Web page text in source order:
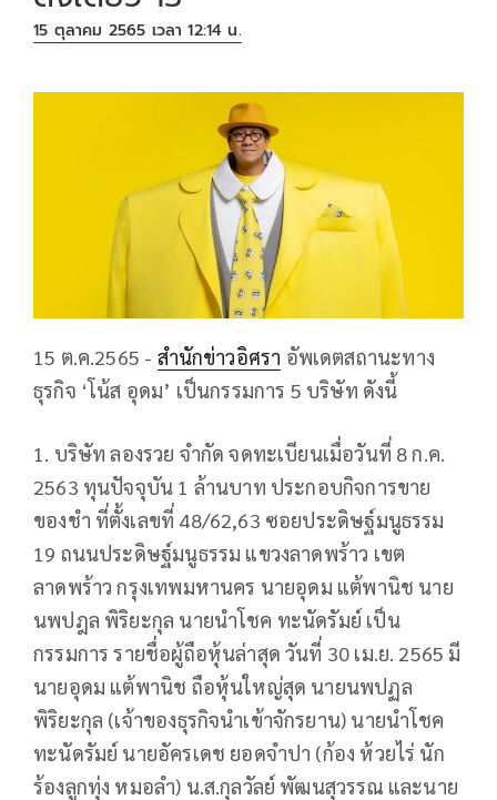
15 ตุลาคม 2565 เวลา 12:14 น.
15 ต.ค.2565 - สำนักข่าวอิศรา อัพเดตสถานะทาง
ธุรกิจ ‘โน้ส อุดม’ เป็นกรรมการ 5 บริษัท ดังนี้
1. บริษัท ลองรวย จำกัด จดทะเบียนเมื่อวันที่ 8 ก.ค.
2563 ทุนปัจจุบัน 1 ล้านบาท ประกอบกิจการขาย
ของชำ ที่ตั้งเลขที่ 48/62,63 ซอยประดิษฐ์มนูธรรม
19 ถนนประดิษฐ์มนูธรรม แขวงลาดพร้าว เขต
ลาดพร้าว กรุงเทพมหานคร นายอุดม แต้พานิช นาย
นพปฎล พิริยะกุล นายนำโชค ทะนัดรัมย์ เป็น
กรรมการ รายชื่อผู้ถือหุ้นล่าสุด วันที่ 30 เม.ย. 2565 มี
นายอุดม แต้พานิช ถือหุ้นใหญ่สุด นายนพปฏล
พิริยะกุล (เจ้าของธุรกิจนำเข้าจักรยาน) นายนำโชค
ทะนัดรัมย์ นายอัครเดช ยอดจำปา (ก้อง ห้วยไร่ นัก
ร้องลูกทุ่ง หมอลำ) น.ส.กุลวัลย์ พัฒนสุวรรณ และนาย